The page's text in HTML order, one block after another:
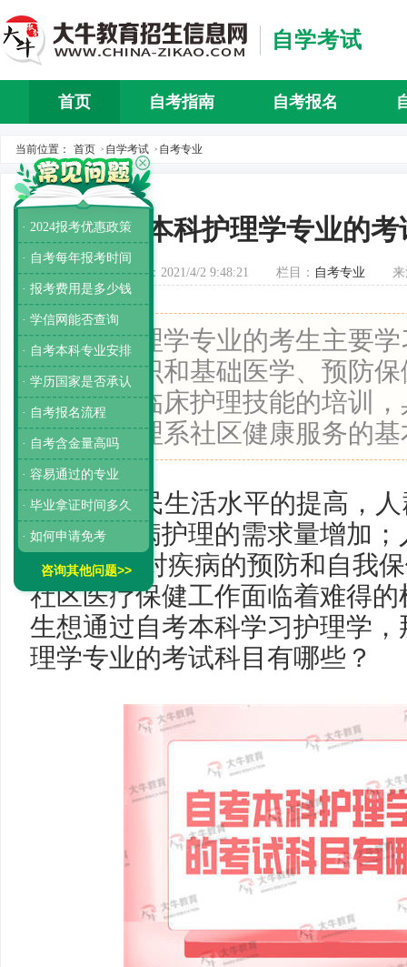
自学考试
首页 自考指南 自考报名
当前位置： 首页 > 自学考试 > 自考专业
自考本科护理学专业的
发布时间：2021/4/2 9:48:21 栏目： 自考专业
导读：护理学专业的考生主要
的科学知识和基础医学、预防
本知识和临床护理技能的培训
施整体护理系社区健康服务的
随着人民生活水平的提高，
变，慢性病护理的需求量增加
康的同时
对疾病的预防和自我
社区医疗保健工作面临着难得
生想通过自考本科学习护理学
理学专业的考试科目有哪些？
· 2024报考优惠政策
· 自考每年报考时间
· 报考费用是多少钱
· 学信网能否查询
· 自考本科专业安排
· 学历国家是否承认
· 自考报名流程
· 自考含金量高吗
· 容易通过的专业
· 毕业拿证时间多久
· 如何申请免考
咨询其他问题>>